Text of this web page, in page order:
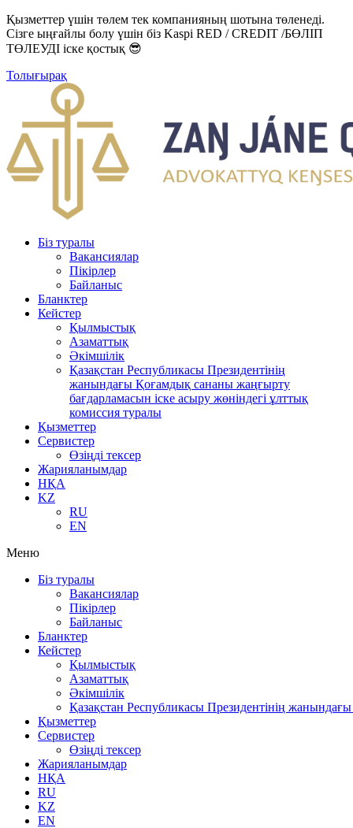
Қызметтер үшін төлем тек компанияның шотына төленеді.
Сізге ыңғайлы болу үшін біз Kaspi RED / CREDIT /БӨЛІП
ТӨЛЕУДІ іске қостық 😎
Толығырақ
Біз туралы
Вакансиялар
Пікірлер
Байланыс
Бланктер
Кейстер
Қылмыстық
Азаматтық
Әкімшілік
Қазақстан Республикасы Президентінің
жанындағы Қоғамдық сананы жаңғырту
бағдарламасын іске асыру жөніндегі ұлттық
комиссия туралы
Қызметтер
Сервистер
Өзіңді тексер
Жарияланымдар
НҚА
KZ
RU
EN
Меню
Біз туралы
Вакансиялар
Пікірлер
Байланыс
Бланктер
Кейстер
Қылмыстық
Азаматтық
Әкімшілік
Қазақстан Республикасы Президентінің
Қызметтер
Сервистер
Өзіңді тексер
Жарияланымдар
НҚА
RU
KZ
EN